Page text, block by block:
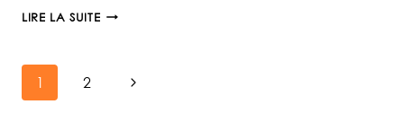
LIRE LA SUITEMONTAGNES
Navigation
1 2
Page